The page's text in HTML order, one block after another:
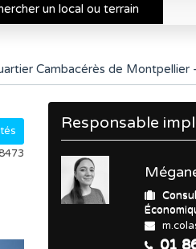
un local ou terrain
Cambacérès de Montpellier
Responsable
01